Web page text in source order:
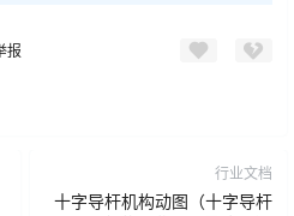
报
行业文档
十字导杆机构动图（十字导杆